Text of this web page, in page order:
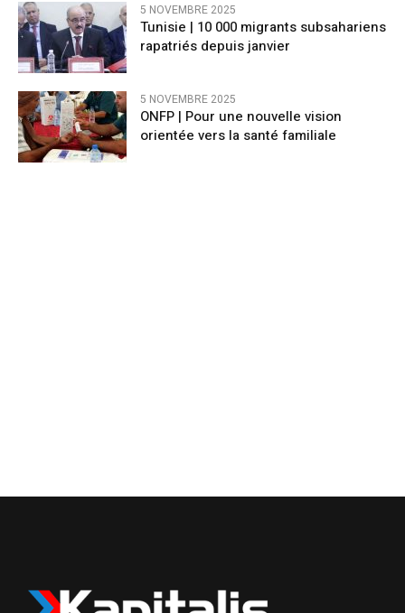
5 NOVEMBRE 2025
Tunisie | 10 000 migrants subsahariens
rapatriés depuis janvier
5 NOVEMBRE 2025
ONFP | Pour une nouvelle vision
orientée vers la santé familiale